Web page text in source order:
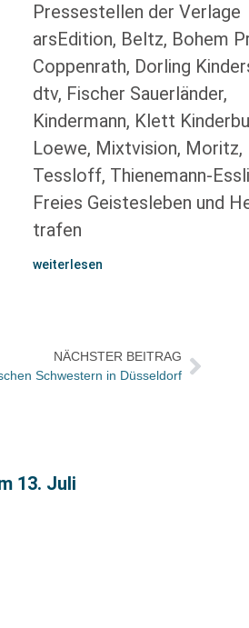
Pressestellen der Verlage
arsEdition, Beltz, Bohem
Coppenrath, Dorling
dtv, Fischer Sauerländer,
Kindermann, Klett
Loewe, Mixtvision, Moritz,
Tessloff, Thienemann-
Freies Geistesleben und
trafen
weiterlesen
NÄCHSTER BEITRAG
Schwestern in Düsseldorf
13. Juli